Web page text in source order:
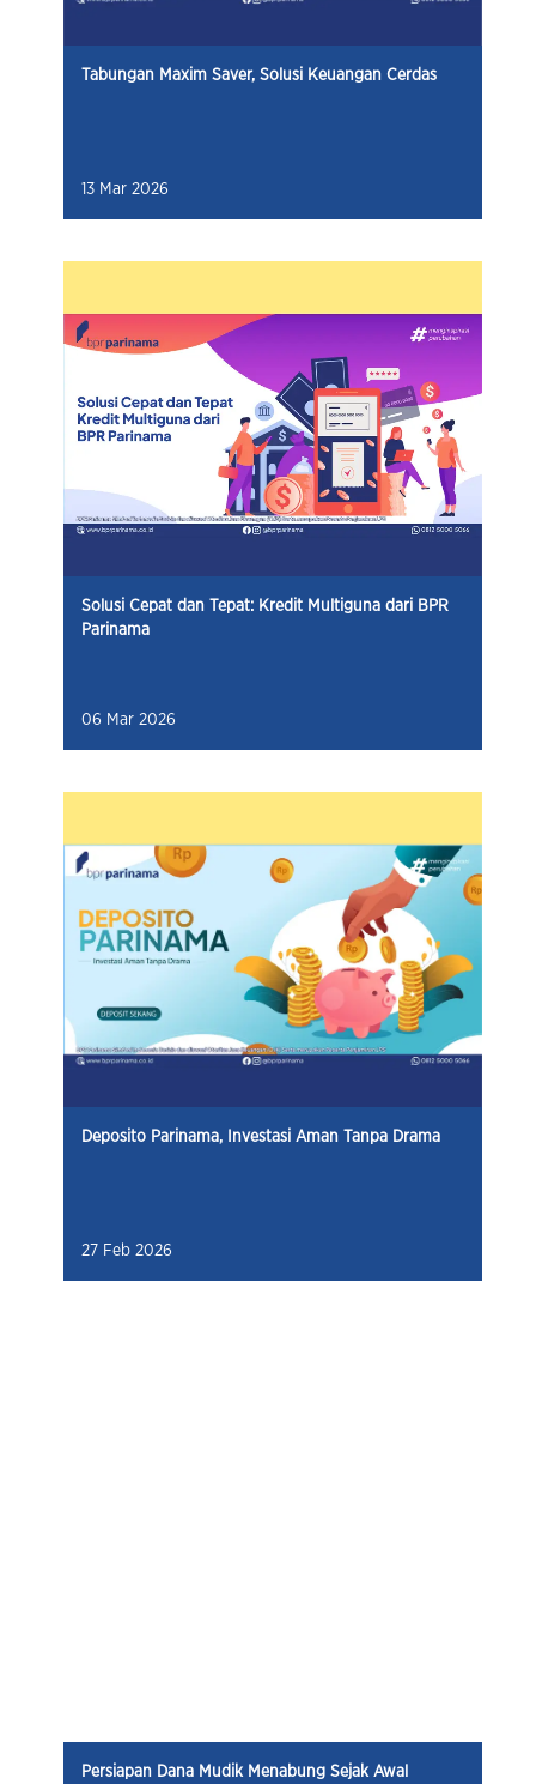
Tabungan Maxim Saver, Solusi Keuangan Cerdas
13 Mar 2026
Solusi Cepat dan Tepat: Kredit Multiguna dari BPR
Parinama
06 Mar 2026
Deposito Parinama, Investasi Aman Tanpa Drama
27 Feb 2026